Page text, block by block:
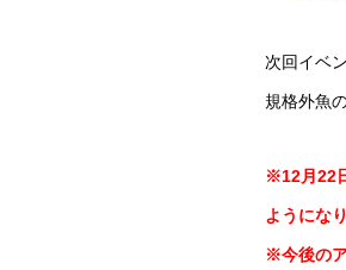
次回イベ
規格外魚
※12月22
ようにな
※今後の